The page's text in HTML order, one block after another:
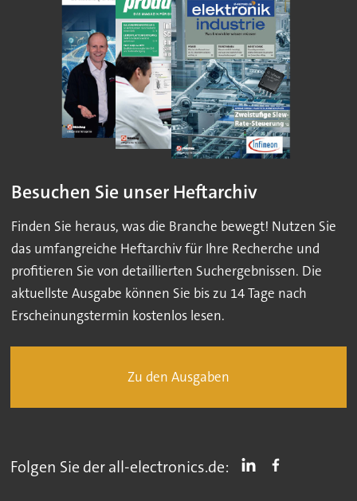
Besuchen Sie unser Heftarchiv
Finden Sie heraus, was die Branche bewegt! Nutzen Sie
das umfangreiche Heftarchiv für Ihre Recherche und
profitieren Sie von detaillierten Suchergebnissen. Die
aktuellste Ausgabe können Sie bis zu 14 Tage nach
Erscheinungstermin kostenlos lesen.
Zu den Ausgaben
Folgen Sie der all-electronics.de: